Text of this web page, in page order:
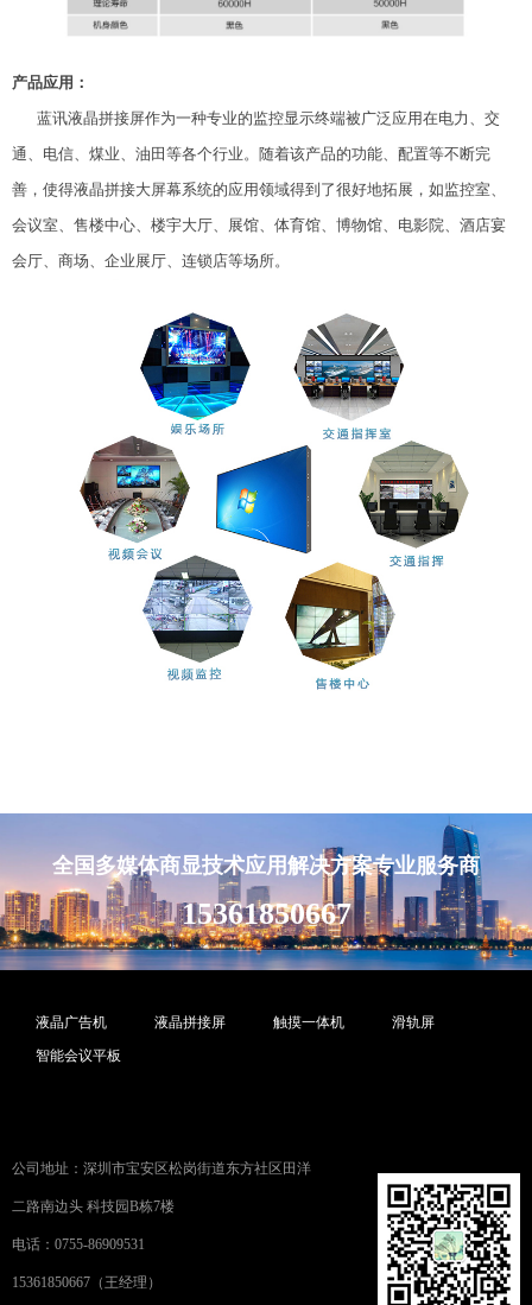
产品应用：
蓝讯液晶拼接屏作为一种专业的监控显示终端被广泛应用在电力、交
通、电信、煤业、油田等各个行业。随着该产品的功能、配置等不断完
善，使得液晶拼接大屏幕系统的应用领域得到了很好地拓展，如监控室、
会议室、售楼中心、楼宇大厅、展馆、体育馆、博物馆、电影院、酒店宴
会厅、商场、企业展厅、连锁店等场所。
全国多媒体商显技术应用解决方案专业服务商
15361850667
液晶广告机 液晶拼接屏 触摸一体机 滑轨屏
智能会议平板
公司地址：深圳市宝安区松岗街道东方社区田洋
二路南边头 科技园B栋7楼
电话：0755-86909531
15361850667（王经理）